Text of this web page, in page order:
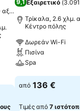
9,1 Εξαιρετικό (
Τρίκαλα, 2.6 χλμ.
Κέντρο πόλης
Δωρεάν Wi-Fi
Πισίνα
Spa
Εμφάνιση τιμών
από 136 €
Τιμές από 7